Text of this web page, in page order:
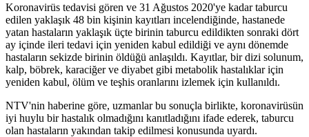
Koronavirüs tedavisi gören ve 31 Ağustos 2020'ye kadar taburcu
edilen yaklaşık 48 bin kişinin kayıtları incelendiğinde, hastanede
yatan hastaların yaklaşık üçte birinin taburcu edildikten sonraki dört
ay içinde ileri tedavi için yeniden kabul edildiği ve aynı dönemde
hastaların sekizde birinin öldüğü anlaşıldı. Kayıtlar, bir dizi solunum,
kalp, böbrek, karaciğer ve diyabet gibi metabolik hastalıklar için
yeniden kabul, ölüm ve teşhis oranlarını izlemek için kullanıldı.
NTV'nin haberine göre, uzmanlar bu sonuçla birlikte, koronavirüsün
iyi huylu bir hastalık olmadığını kanıtladığını ifade ederek, taburcu
olan hastaların yakından takip edilmesi konusunda uyardı.